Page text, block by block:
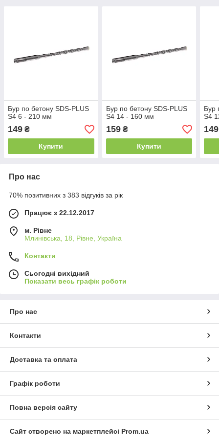
Бур по бетону SDS-PLUS
S4 6 - 210 мм
149 ₴
Купити
Бур по бетону SDS-PLUS
S4 14 - 160 мм
159₴
Купити
Бур
S4
149
Про нас
70% позитивних з 383 відгуків за рік
Працює з 22.12.2017
м. Рівне
Млинівська, 18, Рівне, Україна
Контакти
Сьогодні вихідний
Показати весь графік роботи
Про нас
Контакти
Доставка та оплата
Графік роботи
Повна версія сайту
Сайт створено на маркетплейсі Prom.ua